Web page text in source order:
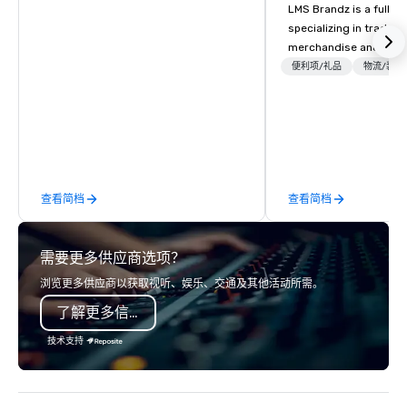
查看简档
LMS Brandz is a full-
specializing in trade
merchandise and
booth giveaways and
years of industry
commitment to
service set us apart.
smart, reliable
make the end-user
seamless from start to
便利项/礼品 物流/装饰
查看简档
需要更多供应商选项？
浏览更多供应商以获取视听、娱乐、交通及其他活动所需。
了解更多信息
技术支持